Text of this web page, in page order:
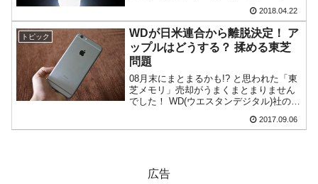
『Money1』
韓国大統領府ボンクラ政策室長が告発された
⇒ 国家が行った恐るべき株価操作であり、空前の国政壟断
『Money1』
韓国･警察職員が「丸刈りになって抗議活
動」
『Money1』
中国だけが鉄鋼輸出を異常増加させる ⇒ 中
国の過剰生産が世界を蝕む。
『Money1』
韓国製造業「半導体絶好調」のウラで他業種
【米韓激突案件】韓国消費者院が『クーパ
定。引き受け先がどこになるかなどのす
ったもんだがありましたが、何とか引き
受け先のファンド（いわゆる...
2018.04.22
トピック
WDが日米連合から離脱決定！ ア
ップルはどうする？ 揉める東芝
問題
08月末にまとまるかも!? と思われた「東
芝メモリ」売却がうまくまとまりません
でした！ WD(ウエスタンデジタル)社のス
肝入りのミーティングだったのですが、
2017.09.06
広告